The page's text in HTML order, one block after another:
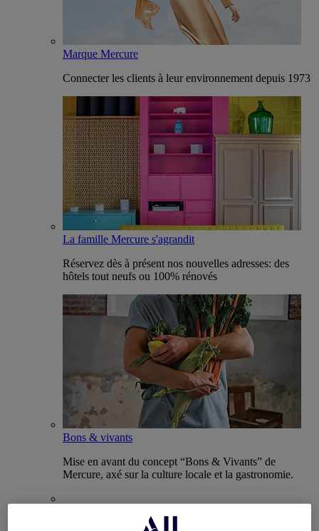
Marque Mercure
Connecter les clients à leur environnement depuis 1973
La famille Mercure s'agrandit
Réservez dès à présent nos nouvelles adresses: des
hôtels tout neufs ou 100% rénovés
Bons & vivants
Mise en avant du concept “Bons & Vivants” de
Mercure, axé sur la culture locale et la gastronomie.